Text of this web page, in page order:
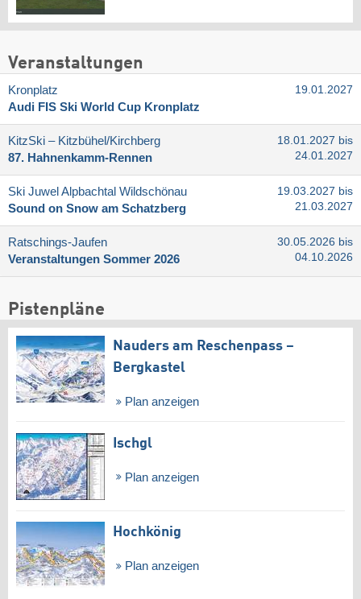
Veranstaltungen
Kronplatz
Audi FIS Ski World Cup Kronplatz
19.01.2027
KitzSki – Kitzbühel/​Kirchberg
87. Hahnenkamm-Rennen
18.01.2027 bis
24.01.2027
Ski Juwel Alpbachtal Wildschönau
Sound on Snow am Schatzberg
19.03.2027 bis
21.03.2027
Ratschings-Jaufen
Veranstaltungen Sommer 2026
30.05.2026 bis
04.10.2026
Pistenpläne
Nauders am Reschenpass –
Bergkastel
Plan anzeigen
Ischgl
Plan anzeigen
Hochkönig
Plan anzeigen